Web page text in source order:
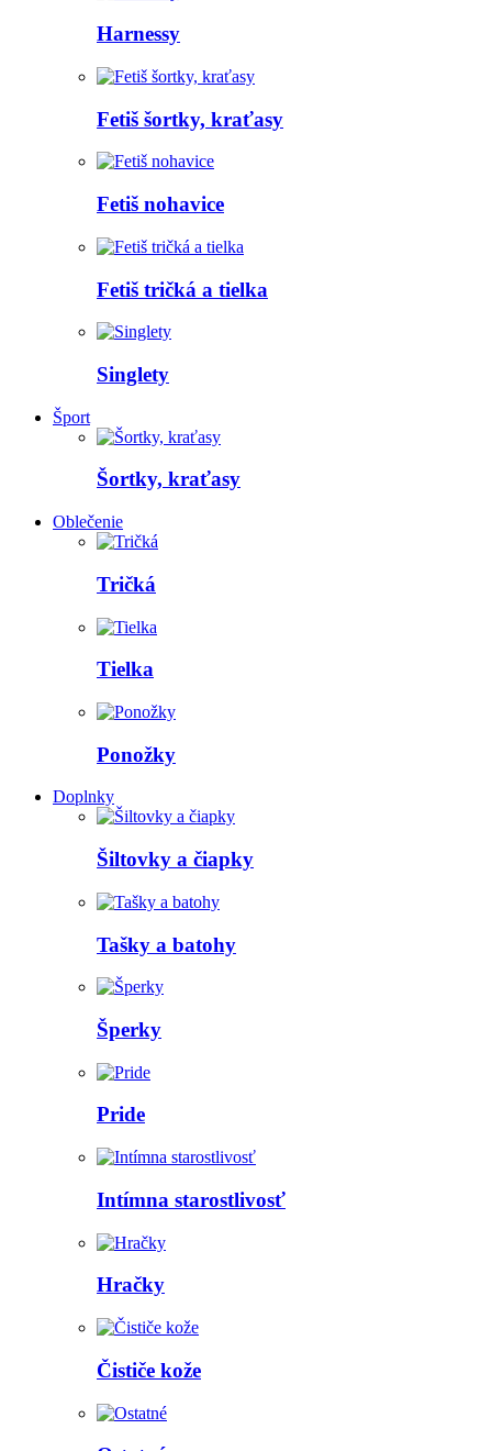
Harnessy
Fetiš šortky, kraťasy
Fetiš nohavice
Fetiš tričká a tielka
Singlety
Šport
Šortky, kraťasy
Oblečenie
Tričká
Tielka
Ponožky
Doplnky
Šiltovky a čiapky
Tašky a batohy
Šperky
Pride
Intímna starostlivosť
Hračky
Čističe kože